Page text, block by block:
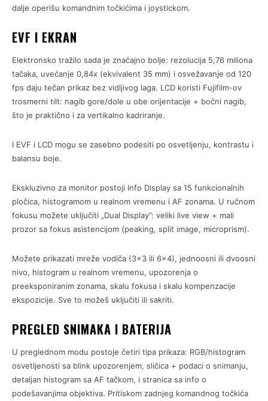
dalje operišu komandnim točkićima i joystickom.
EVF I EKRAN
Elektronsko tražilo sada je značajno bolje: rezolucija 5,76 miliona
tačaka, uvećanje 0,84x (ekvivalent 35 mm) i osvežavanje od 120
fps daju tečan prikaz bez vidljivog laga. LCD koristi Fujifilm-ov
trosmerni tilt: nagib gore/dole u obe orijentacije + bočni nagib,
što je praktično i za vertikalno kadriranje.
I EVF i LCD mogu se zasebno podesiti po osvetljenju, kontrastu i
balansu boje.
Ekskluzivno za monitor postoji Info Display sa 15 funkcionalnih
pločica, histogramom u realnom vremenu i AF zonama. U ručnom
fokusu možete uključiti „Dual Display”: veliki live view + mali
prozor sa fokus asistencijom (peaking, split image, microprism).
Možete prikazati mreže vodiča (3×3 ili 6×4), jednoosni ili dvoosni
nivo, histogram u realnom vremenu, upozorenja o
preeksponiranim zonama, skalu fokusa i skalu kompenzacije
ekspozicije. Sve to možeš uključiti ili sakriti.
PREGLED SNIMAKA I BATERIJA
U preglednom modu postoje četiri tipa prikaza: RGB/histogram
osvetljenosti sa blink upozorenjem, sličica + podaci o snimanju,
detaljan histogram sa AF tačkom, i stranica sa info o
podešavanjima objektiva. Pritiskom zadnjeg komandnog točkića